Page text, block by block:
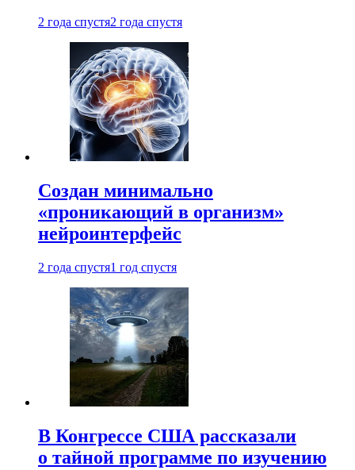
2 года спустя2 года спустя
Создан минимально
«проникающий в организм»
нейроинтерфейс
2 года спустя1 год спустя
В Конгрессе США рассказали
о тайной программе по изучению